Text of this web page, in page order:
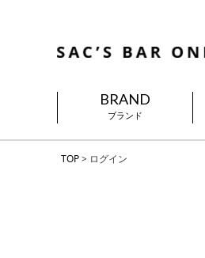
BRAND
ブランド
TOP ログイン